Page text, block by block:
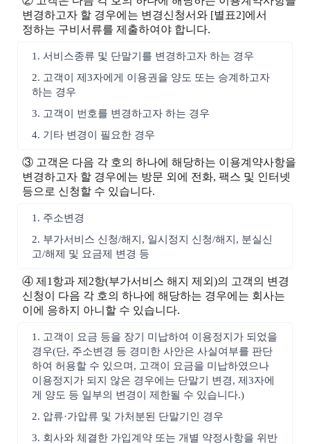
변경하고자 할 경우에는 변경신청서와 [별표2]에서
정하는 구비서류를 제출하여야 합니다.
1. 서비스종류 및 단말기를 변경하고자 하는 경우
2. 고객이 제3자에게 이용권을 양도 또는 승계하고자
하는 경우
3. 고객이 번호를 변경하고자 하는 경우
4. 기타 변경이 필요한 경우
③ 고객은 다음 각 호의 하나에 해당하는 이용계약사항을
변경하고자 할 경우에는 방문 외에 전화, 팩스 및 인터넷
등으로 신청할 수 있습니다.
1. 주소변경
2. 부가서비스 신청/해지, 일시정지 신청/해지, 분실신
고/해제 및 요금제 변경 등
④ 제1항과 제2항(부가서비스 해지 제외)의 고객의 변경
신청이 다음 각 호의 하나에 해당하는 경우에는 회사는
이에 응하지 아니할 수 있습니다.
1. 고객이 요금 등을 장기 미납하여 이용정지가 되었을
경우(단, 주소변경 등 경미한 사안은 사실여부를 판단
하여 허용할 수 있으며, 고객이 요금을 미납하였으나
이용정지가 되지 않은 경우에는 단말기 변경, 제3자에
게 양도 등 일부의 변경이 제한될 수 있습니다.)
2. 압류·가압류 및 가처분된 단말기인 경우
3. 회사와 체결한 가입계약 또는 개별 약정사항을 위반